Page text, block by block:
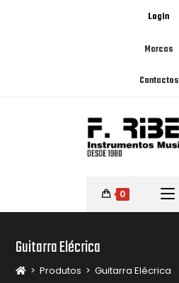
Login
Marcas
Contactos
0
Guitarra Elécrica
> Produtos > Guitarra Elécrica